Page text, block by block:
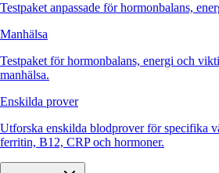
Testpaket anpassade för hormonbalans,
Manhälsa
Testpaket för hormonbalans, energi och
manhälsa.
Enskilda prover
Utforska enskilda blodprover för specifika
ferritin, B12, CRP och hormoner.